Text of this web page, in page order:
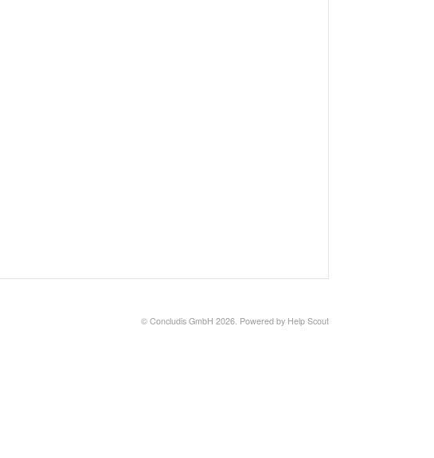
© Concludis GmbH 2026. Powered by Help Scout